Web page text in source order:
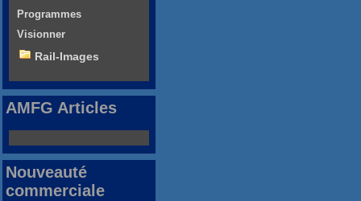
Programmes
Visionner
Rail-Images
AMFG Articles
Nouveauté
commerciale